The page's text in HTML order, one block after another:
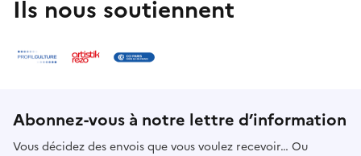
Ils nous soutiennent
Abonnez-vous à notre lettre d’information
Vous décidez des envois que vous voulez recevoir… Ou